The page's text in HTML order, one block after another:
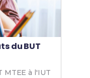
du BUT
MTEE à l'IUT